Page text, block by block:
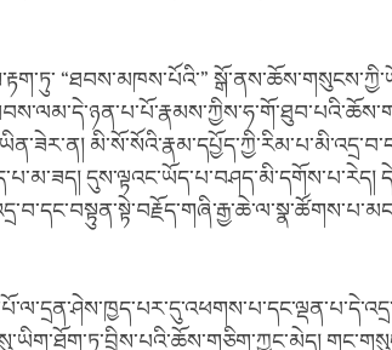
“ཐབས་མཁས་པོའི་”
དུས་ལྟའང་ཡོད་པ་བཤད་མི་དགོས་པ་རེད།